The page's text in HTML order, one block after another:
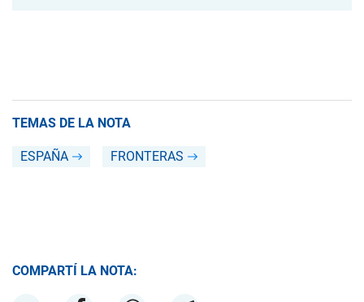
TEMAS DE LA NOTA
ESPAÑA FRONTERAS
COMPARTÍ LA NOTA: